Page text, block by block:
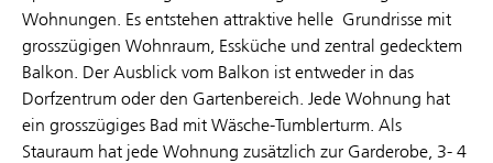
Wohnungen. Es entstehen attraktive helle Grundrisse mit
grosszügigen Wohnraum, Essküche und zentral gedecktem
Balkon. Der Ausblick vom Balkon ist entweder in das
Dorfzentrum oder den Gartenbereich. Jede Wohnung hat
ein grosszügiges Bad mit Wäsche-Tumblerturm. Als
Stauraum hat jede Wohnung zusätzlich zur Garderobe, 3- 4